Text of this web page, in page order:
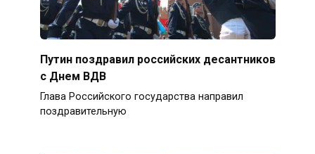
Путин поздравил российских десантников
с Днем ВДВ
Глава Российского государства направил
поздравительную